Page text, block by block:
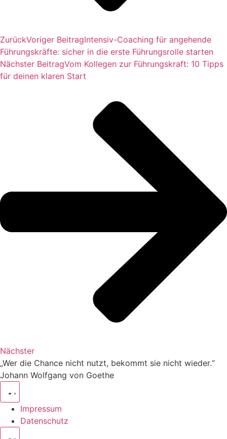
ZurückVoriger BeitragIntensiv-Coaching für angehende
Führungskräfte: sicher in die erste Führungsrolle starten
Nächster BeitragVom Kollegen zur Führungskraft: 10 Tipps
für deinen klaren Start
Nächster
„Wer die Chance nicht nutzt, bekommt sie nicht wieder.“
Johann Wolfgang von Goethe
Impressum
Datenschutz